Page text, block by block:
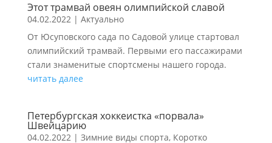
Этот трамвай овеян олимпийской славой
04.02.2022| Актуально
От Юсуповского сада по Садовой улице стартовал
олимпийский трамвай. Первыми его пассажирами
стали знаменитые спортсмены нашего города.
читать далее
Петербургская хоккеистка «порвала»
Швейцарию
04.02.2022| Зимние виды спорта, Коротко